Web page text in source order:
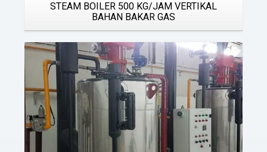
STEAM BOILER 500 KG/JAM VERTIKAL
BAHAN BAKAR GAS
Details